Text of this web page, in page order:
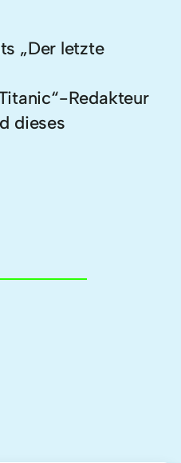
„Der letzte
Redakteur
dieses